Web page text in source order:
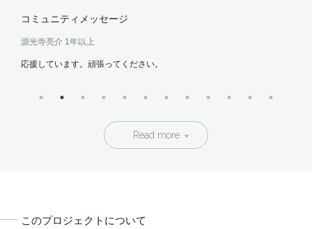
コミュニティメッセージ
源光寺亮介 1年以上
応援しています。頑張ってください。
Read more
このプロジェクトについて